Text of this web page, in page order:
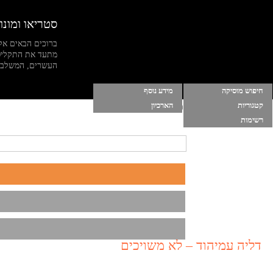
סטריאו ומונו
ברוכים הבאים
מתעד את
העשרים, המשלב
חיפוש מוסיקה
מידע נוסף
קטגוריות
הארכיון
רשימות
הרשימות שלי התחברות |הפסק מוסיקה ברקע
דליה עמיהוד – לא משויכים